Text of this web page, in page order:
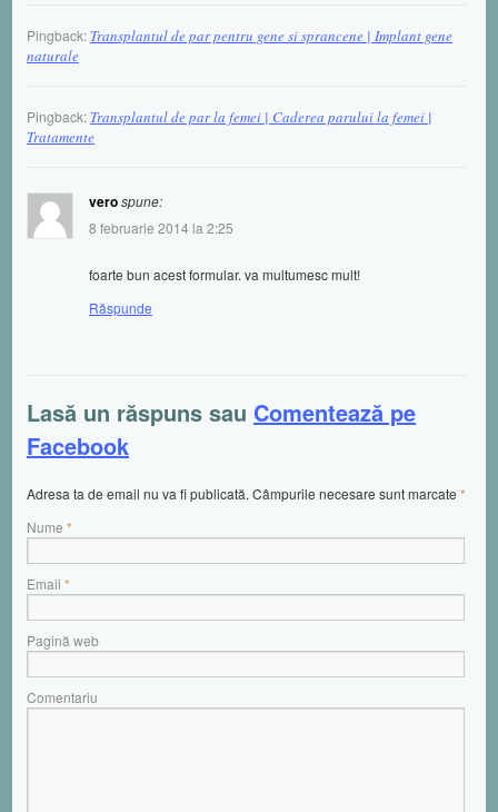
Pingback: Transplantul de par pentru gene si sprancene | Implant gene
naturale
Pingback: Transplantul de par la femei | Caderea parului la femei |
Tratamente
verospune:
8 februarie 2014 la 2:25
foarte bun acest formular. va multumesc mult!
Răspunde
Lasă un răspuns sau Comentează pe
Facebook
Adresa ta de email nu va fi publicată. Câmpurile necesare sunt marcate *
Nume *
Email *
Pagină web
Comentariu